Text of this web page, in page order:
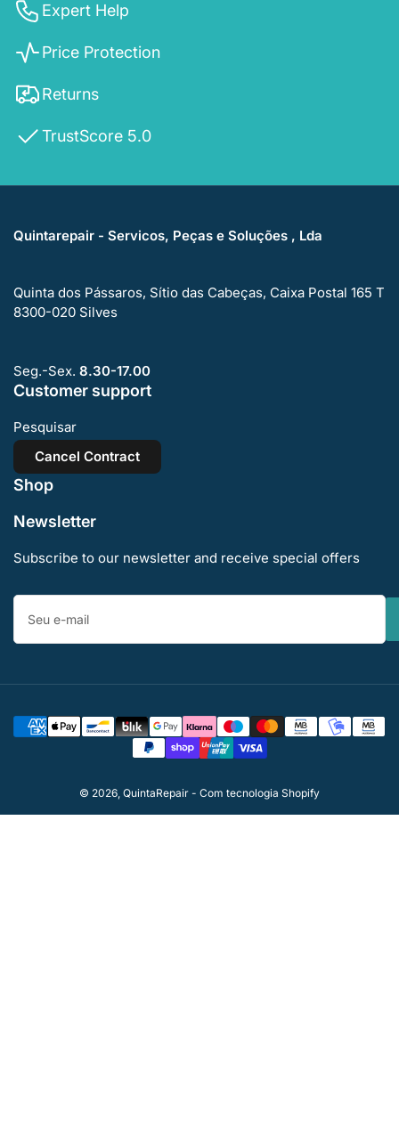
Expert Help
Price Protection
Returns
TrustScore 5.0
Quintarepair - Servicos, Peças e Soluções , Lda
Quinta dos Pássaros, Sítio das Cabeças, Caixa Postal 165 T
8300-020 Silves
Seg.-Sex. 8.30-17.00
Customer support
Pesquisar
Cancel Contract
Shop
Newsletter
Subscribe to our newsletter and receive special offers
Seu
Métodos
de
pagamento
© 2026, QuintaRepair - Com tecnologia Shopify